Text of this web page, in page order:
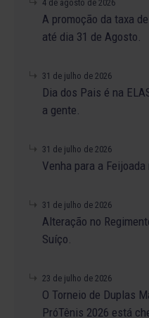
4 de agosto de 2026
A promoção da taxa
até dia 31 de Agosto.
31 de julho de 2026
Dia dos Pais é na
a gente.
31 de julho de 2026
Venha para a Feijoada
31 de julho de 2026
Alteração no
Suíço.
23 de julho de 2026
O Torneio de Duplas
PróTênis 2026 está